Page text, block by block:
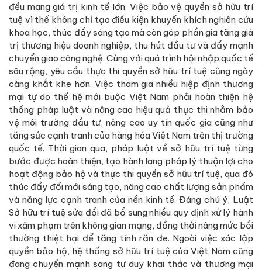
đều mang giá trị kinh tế lớn. Việc bảo vệ quyền sở hữu trí
tuệ vì thế không chỉ tạo điều kiện khuyến khích nghiên cứu
khoa học, thúc đẩy sáng tạo mà còn góp phần gia tăng giá
trị thương hiệu doanh nghiệp, thu hút đầu tư và đẩy mạnh
chuyển giao công nghệ. Cùng với quá trình hội nhập quốc tế
sâu rộng, yêu cầu thực thi quyền sở hữu trí tuệ cũng ngày
càng khắt khe hơn. Việc tham gia nhiều hiệp định thương
mại tự do thế hệ mới buộc Việt Nam phải hoàn thiện hệ
thống pháp luật và nâng cao hiệu quả thực thi nhằm bảo
vệ môi trường đầu tư, nâng cao uy tín quốc gia cũng như
tăng sức cạnh tranh của hàng hóa Việt Nam trên thị trường
quốc tế. Thời gian qua, pháp luật về sở hữu trí tuệ từng
bước được hoàn thiện, tạo hành lang pháp lý thuận lợi cho
hoạt động bảo hộ và thực thi quyền sở hữu trí tuệ, qua đó
thúc đẩy đổi mới sáng tạo, nâng cao chất lượng sản phẩm
và năng lực cạnh tranh của nền kinh tế. Đáng chú ý, Luật
Sở hữu trí tuệ sửa đổi đã bổ sung nhiều quy định xử lý hành
vi xâm phạm trên không gian mạng, đồng thời nâng mức bồi
thường thiệt hại để tăng tính răn đe. Ngoài việc xác lập
quyền bảo hộ, hệ thống sở hữu trí tuệ của Việt Nam cũng
đang chuyển mạnh sang tư duy khai thác và thương mại